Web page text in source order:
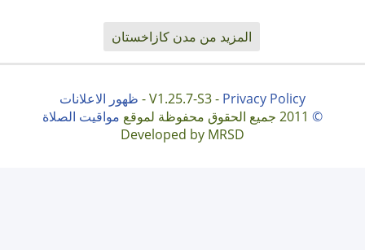
المزيد من مدن كازاخستان
V1.25.7-S3 - Privacy Policy
- ظهور الاعلانات
©
مواقيت الصلاة
Developed by MRSD